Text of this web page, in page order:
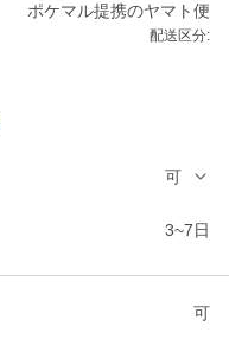
ポケマル提携のヤマト便
配送区分:
可
3~7日
可